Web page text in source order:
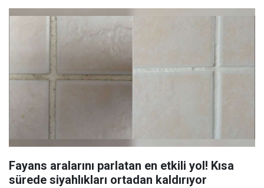
Fayans aralarını parlatan en etkili yol! Kısa
sürede siyahlıkları ortadan kaldırıyor